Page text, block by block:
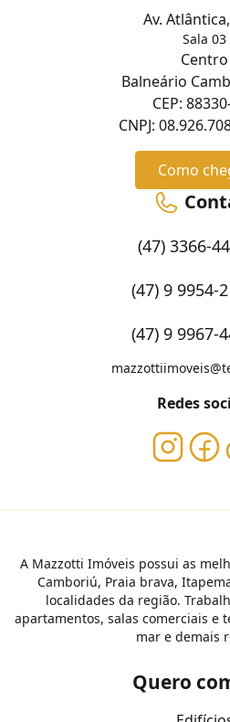
Av.
Sala 03
Centro
Balneário
CEP:
CNPJ:
Como
(47) 3366-
(47) 9 9954-
(47) 9 9967-
Redes
A Mazzotti Imóveis possui as
Camboriú, Praia brava,
localidades da região.
apartamentos, salas comerciais e
mar e demais
Quero